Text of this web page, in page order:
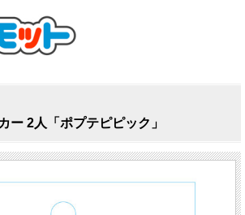
ー 2人「ポプテピピック」